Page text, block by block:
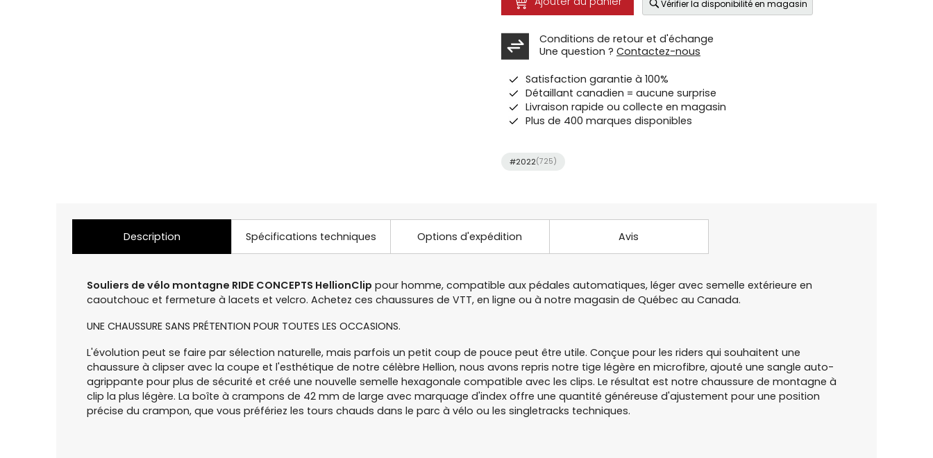
Vérifier la disponibilité en magasin
Conditions de retour et d'échange
Une question ? Contactez-nous
Satisfaction garantie à 100%
Détaillant canadien = aucune surprise
Livraison rapide ou collecte en magasin
Plus de 400 marques disponibles
#2022(725)
Description Spécifications techniques Options d'expédition Avis
Souliers de vélo montagne RIDE CONCEPTS HellionClip pour homme, compatible aux pédales automatiques, léger avec semelle extérieure en
caoutchouc et fermeture à lacets et velcro. Achetez ces chaussures de VTT, en ligne ou à notre magasin de Québec au Canada.
UNE CHAUSSURE SANS PRÉTENTION POUR TOUTES LES OCCASIONS.
L'évolution peut se faire par sélection naturelle, mais parfois un petit coup de pouce peut être utile. Conçue pour les riders qui souhaitent une
chaussure à clipser avec la coupe et l'esthétique de notre célèbre Hellion, nous avons repris notre tige légère en microfibre, ajouté une sangle auto-
agrippante pour plus de sécurité et créé une nouvelle semelle hexagonale compatible avec les clips. Le résultat est notre chaussure de montagne à
clip la plus légère. La boîte à crampons de 42 mm de large avec marquage d'index offre une quantité généreuse d'ajustement pour une position
précise du crampon, que vous préfériez les tours chauds dans le parc à vélo ou les singletracks techniques.